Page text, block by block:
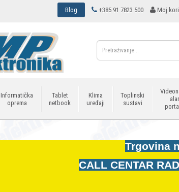
Blog +385 91 7823 500 Moj
Informatička
oprema
Tablet
netbook
Klima
uređaji
Toplinski
sustavi
Trgovina
CALL CENTAR